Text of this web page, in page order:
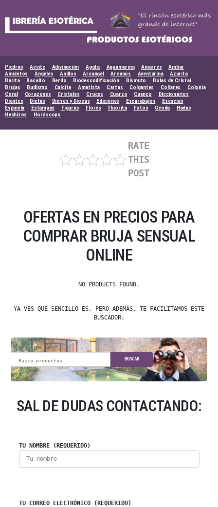
Piedras Aceite Adivinación Agata Aguamarina Amarres
Ambar
Amuletos
Ángeles Anillos Arcangel Arcanos Aventurina
Azurita
Barita
Basalto Berilo Biodescodificación Bismuto
Bolas de Cristal
Brujas
Budismo Calcita Amatista Cartas Colgantes Collares
Colonia
Coral
Corazones Cristales Cruces Cuarzo Cuenco
Diccionarios
Dientes
Dietas Dioses y Diosas Ediciones Escarabajos
Esencias
Espinela
Estampas Figuras Flores Fluorita Fotos Geoda
Hadas
Hechizos
Horóscopo
RATE
THIS
POST
OFERTAS EN PRECIOS PARA
COMPRAR BRUJA SENSUAL
ONLINE
NO PRODUCTS FOUND.
YA VES QUE SENCILLO ES, PERO ADEMÁS, TE FACILITAMOS ESTE
BUSCADOR:
BUSCAR
SAL DE DUDAS CONTACTANDO:
TU NOMBRE (REQUERIDO)
TU CORREO ELECTRÓNICO (REQUERIDO)